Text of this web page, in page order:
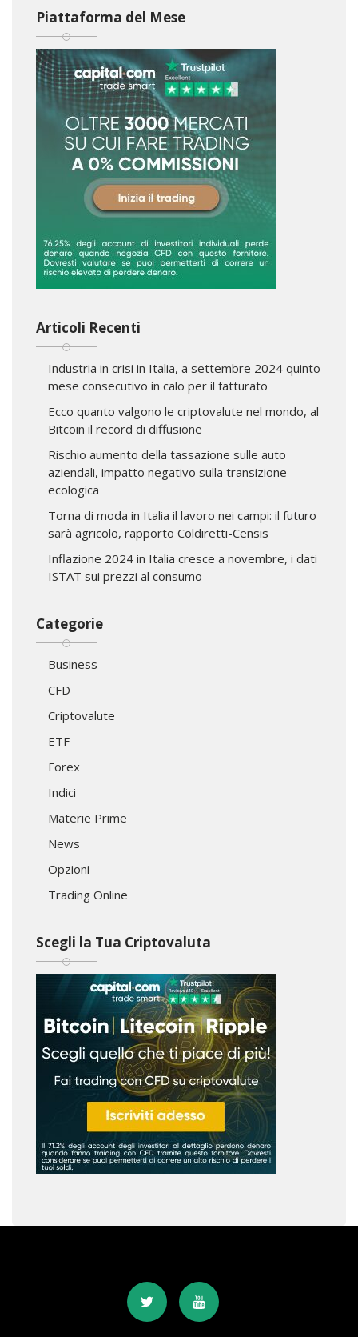
Piattaforma del Mese
Articoli Recenti
Industria in crisi in Italia, a settembre 2024 quinto
mese consecutivo in calo per il fatturato
Ecco quanto valgono le criptovalute nel mondo, al
Bitcoin il record di diffusione
Rischio aumento della tassazione sulle auto
aziendali, impatto negativo sulla transizione
ecologica
Torna di moda in Italia il lavoro nei campi: il futuro
sarà agricolo, rapporto Coldiretti-Censis
Inflazione 2024 in Italia cresce a novembre, i dati
ISTAT sui prezzi al consumo
Categorie
Business
CFD
Criptovalute
ETF
Forex
Indici
Materie Prime
News
Opzioni
Trading Online
Scegli la Tua Criptovaluta